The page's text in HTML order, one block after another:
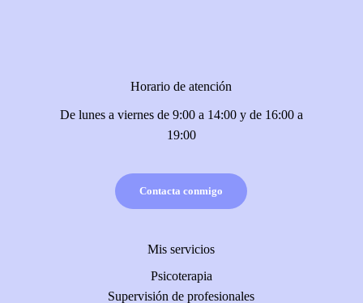
Horario de atención
De lunes a viernes de 9:00 a 14:00 y de 16:00 a
19:00
Contacta conmigo
Mis servicios
Psicoterapia
Supervisión de profesionales